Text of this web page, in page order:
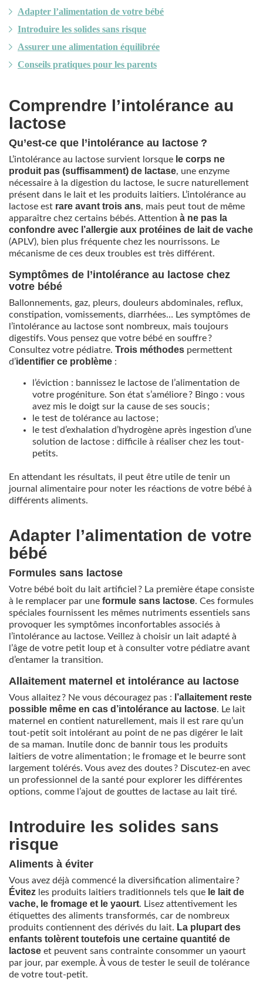
Adapter l’alimentation de votre bébé
Introduire les solides sans risque
Assurer une alimentation équilibrée
Conseils pratiques pour les parents
Comprendre l’intolérance au
lactose
Qu’est-ce que l’intolérance au lactose ?
L’intolérance au lactose survient lorsque le corps ne
produit pas (suffisamment) de lactase, une enzyme
nécessaire à la digestion du lactose, le sucre naturellement
présent dans le lait et les produits laitiers. L’intolérance au
lactose est rare avant trois ans, mais peut tout de même
apparaître chez certains bébés. Attention à ne pas la
confondre avec l’allergie aux protéines de lait de vache
(APLV), bien plus fréquente chez les nourrissons. Le
mécanisme de ces deux troubles est très différent.
Symptômes de l’intolérance au lactose chez
votre bébé
Ballonnements, gaz, pleurs, douleurs abdominales, reflux,
constipation, vomissements, diarrhées… Les symptômes de
l’intolérance au lactose sont nombreux, mais toujours
digestifs. Vous pensez que votre bébé en souffre ?
Consultez votre pédiatre. Trois méthodes permettent
d’identifier ce problème :
l’éviction : bannissez le lactose de l’alimentation de
votre progéniture. Son état s’améliore ? Bingo : vous
avez mis le doigt sur la cause de ses soucis ;
le test de tolérance au lactose ;
le test d’exhalation d’hydrogène après ingestion d’une
solution de lactose : difficile à réaliser chez les tout-
petits.
En attendant les résultats, il peut être utile de tenir un
journal alimentaire pour noter les réactions de votre bébé à
différents aliments.
Adapter l’alimentation de votre
bébé
Formules sans lactose
Votre bébé boit du lait artificiel ? La première étape consiste
à le remplacer par une formule sans lactose. Ces formules
spéciales fournissent les mêmes nutriments essentiels sans
provoquer les symptômes inconfortables associés à
l’intolérance au lactose. Veillez à choisir un lait adapté à
l’âge de votre petit loup et à consulter votre pédiatre avant
d’entamer la transition.
Allaitement maternel et intolérance au lactose
Vous allaitez ? Ne vous découragez pas :
l’allaitement reste
possible même en cas d’intolérance au lactose. Le lait
maternel en contient naturellement, mais il est rare qu’un
tout-petit soit intolérant au point de ne pas digérer le lait
de sa maman. Inutile donc de bannir tous les produits
laitiers de votre alimentation ; le fromage et le beurre sont
largement tolérés. Vous avez des doutes ? Discutez-en avec
un professionnel de la santé pour explorer les différentes
options, comme l’ajout de gouttes de lactase au lait tiré.
Introduire les solides sans
risque
Aliments à éviter
Vous avez déjà commencé la diversification alimentaire ?
Évitez les produits laitiers traditionnels tels que le lait de
vache, le fromage et le yaourt. Lisez attentivement les
étiquettes des aliments transformés, car de nombreux
produits contiennent des dérivés du lait. La plupart des
enfants tolèrent toutefois une certaine quantité de
lactose et peuvent sans contrainte consommer un yaourt
par jour, par exemple. À vous de tester le seuil de tolérance
de votre tout-petit.